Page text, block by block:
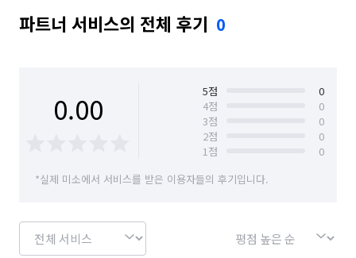
파트너 서비스의 전체 후기 0
0.00 5점
0
4점
0
3점
0
2점
0
1점
0
*실제 미소에서 서비스를 받은 이용자들의 후기입니다.